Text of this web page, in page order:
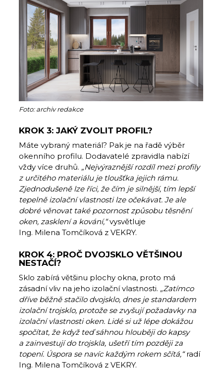
Foto: archiv redakce
KROK 3: JAKÝ ZVOLIT PROFIL?
Máte vybraný materiál? Pak je na řadě výběr
okenního profilu. Dodavatelé zpravidla nabízí
vždy více druhů. „Nejvýraznější rozdíl mezi profily
z určitého materiálu je tloušťka jejich rámu.
Zjednodušeně lze říci, že čím je silnější, tím lepší
tepelně izolační vlastnosti lze očekávat. Je ale
dobré věnovat také pozornost způsobu těsnění
oken, zasklení a kování,“vysvětluje
Ing. Milena Tomčíková z VEKRY.
KROK 4: PROČ DVOJSKLO VĚTŠINOU
NESTAČÍ?
Sklo zabírá většinu plochy okna, proto má
zásadní vliv na jeho izolační vlastnosti. „Zatímco
dříve běžně stačilo dvojsklo, dnes je standardem
izolační trojsklo, protože se zvyšují požadavky na
izolační vlastnosti oken. Lidé si už lépe dokážou
spočítat, že když teď sáhnou hlouběji do kapsy
a zainvestují do trojskla, ušetří tím později za
topení. Úspora se navíc každým rokem sčítá,“radí
Ing. Milena Tomčíková z VEKRY.